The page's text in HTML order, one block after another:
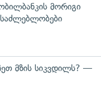
მორიგი
მზის სიკვდილს? —